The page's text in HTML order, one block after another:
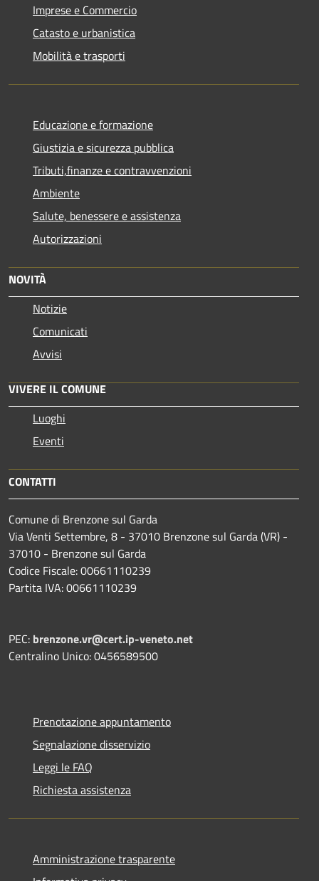
Imprese e Commercio
Catasto e urbanistica
Mobilità e trasporti
Educazione e formazione
Giustizia e sicurezza pubblica
Tributi,finanze e contravvenzioni
Ambiente
Salute, benessere e assistenza
Autorizzazioni
NOVITÀ
Notizie
Comunicati
Avvisi
VIVERE IL COMUNE
Luoghi
Eventi
CONTATTI
Comune di Brenzone sul Garda
Via Venti Settembre, 8 - 37010 Brenzone sul Garda (VR) -
37010 - Brenzone sul Garda
Codice Fiscale: 00661110239
Partita IVA: 00661110239
PEC: brenzone.vr@cert.ip-veneto.net
Centralino Unico: 0456589500
Prenotazione appuntamento
Segnalazione disservizio
Leggi le FAQ
Richiesta assistenza
Amministrazione trasparente